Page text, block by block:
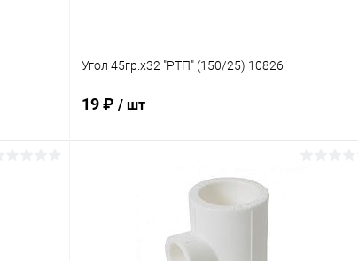
Угол 45гр.х32 "РТП" (150/25) 10826
19 ₽ / шт
В корзину
К сравнению